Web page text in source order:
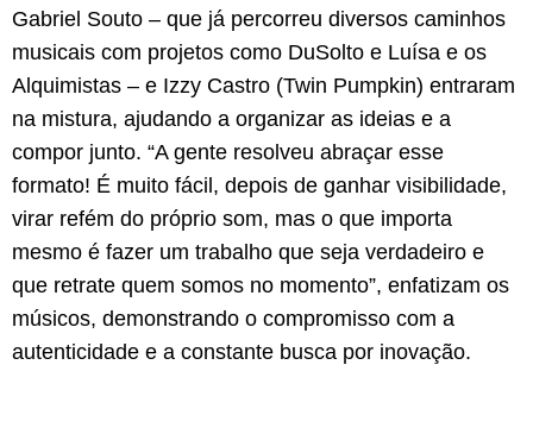
Gabriel Souto – que já percorreu diversos caminhos
musicais com projetos como DuSolto e Luísa e os
Alquimistas – e Izzy Castro (Twin Pumpkin) entraram
na mistura, ajudando a organizar as ideias e a
compor junto. “A gente resolveu abraçar esse
formato! É muito fácil, depois de ganhar visibilidade,
virar refém do próprio som, mas o que importa
mesmo é fazer um trabalho que seja verdadeiro e
que retrate quem somos no momento”, enfatizam os
músicos, demonstrando o compromisso com a
autenticidade e a constante busca por inovação.